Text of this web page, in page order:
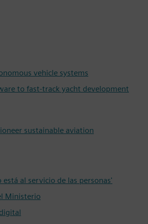
vehicle systems
to fast-track yacht development
sustainable aviation
al servicio de las personas'
Ministerio